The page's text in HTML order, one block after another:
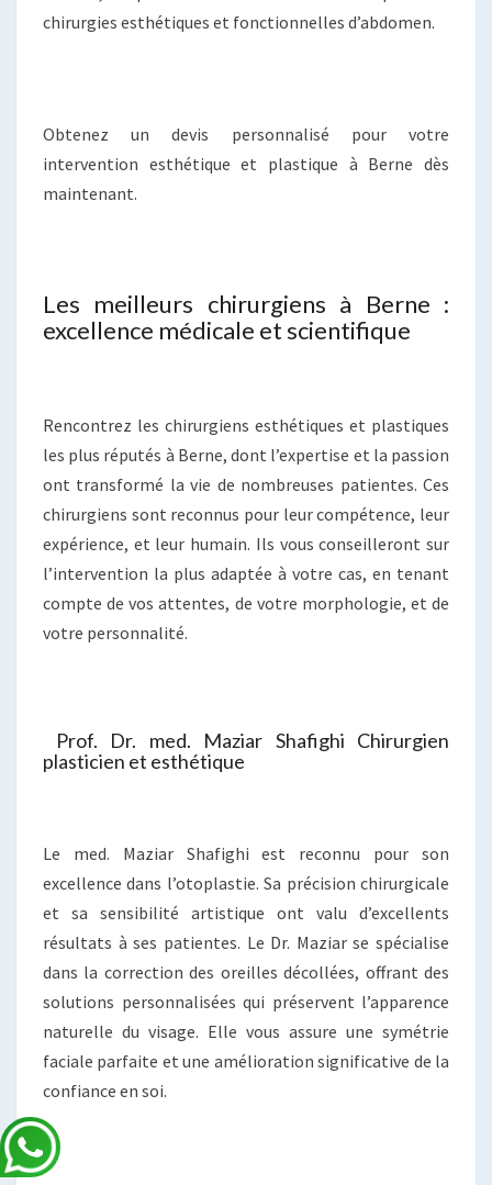
chirurgies esthétiques et fonctionnelles d’abdomen.
Obtenez un devis personnalisé pour votre
intervention esthétique et plastique à Berne dès
maintenant.
Les meilleurs chirurgiens à Berne :
excellence médicale et scientifique
Rencontrez les chirurgiens esthétiques et plastiques
les plus réputés à Berne, dont l’expertise et la passion
ont transformé la vie de nombreuses patientes. Ces
chirurgiens sont reconnus pour leur compétence, leur
expérience, et leur humain. Ils vous conseilleront sur
l’intervention la plus adaptée à votre cas, en tenant
compte de vos attentes, de votre morphologie, et de
votre personnalité.
Prof. Dr. med. Maziar Shafighi Chirurgien
plasticien et esthétique
Le med. Maziar Shafighi est reconnu pour son
excellence dans l’otoplastie. Sa précision chirurgicale
et sa sensibilité artistique ont valu d’excellents
résultats à ses patientes. Le Dr. Maziar se spécialise
dans la correction des oreilles décollées, offrant des
solutions personnalisées qui préservent l’apparence
naturelle du visage. Elle vous assure une symétrie
faciale parfaite et une amélioration significative de la
confiance en soi.